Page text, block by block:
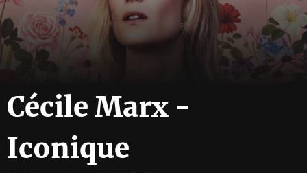
Cécile Marx -
Iconique